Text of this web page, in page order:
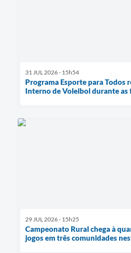
31 JUL 2026 - 15h54
Programa Esporte para Todos
Interno de Voleibol durante as
29 JUL 2026 - 15h25
Campeonato Rural chega à
jogos em três comunidades